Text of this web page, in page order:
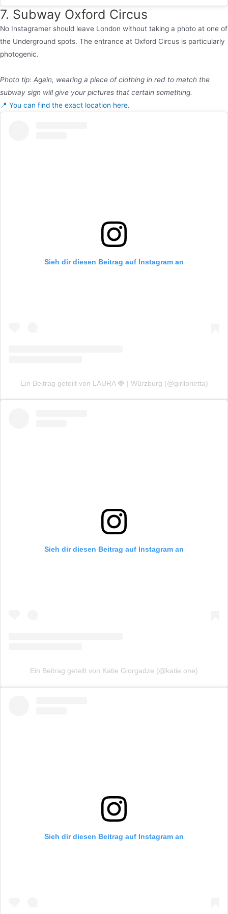
7. Subway Oxford Circus
No Instagramer should leave London without taking a photo at one of
the Underground spots. The entrance at Oxford Circus is particularly
photogenic.
Photo tip: Again, wearing a piece of clothing in red to match the
subway sign will give your pictures that certain something.
📍 You can find the exact location here.
Sieh dir diesen Beitrag auf Instagram an
Ein Beitrag geteilt von LAURA 🍓 | Würzburg (@girllorietta)
Sieh dir diesen Beitrag auf Instagram an
Ein Beitrag geteilt von Katie Giorgadze (@katie.one)
Sieh dir diesen Beitrag auf Instagram an